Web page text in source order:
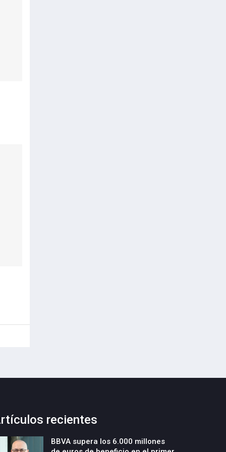
recientes
BBVA supera los 6.000 millones